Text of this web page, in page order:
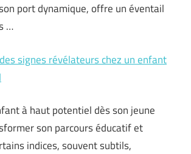
port dynamique, offre un éventail
…
signes révélateurs chez un enfant
à haut potentiel dès son jeune
son parcours éducatif et
indices, souvent subtils,